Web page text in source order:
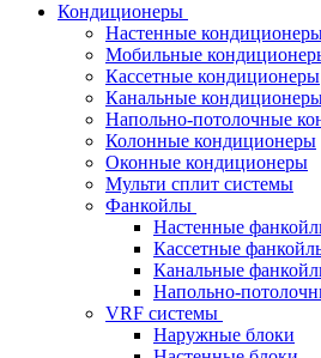
Кондиционеры
Настенные
Мобильные
Кассетные кондиционеры
Канальные
Напольно-потолочные
Колонные кондиционеры
Оконные кондиционеры
Мульти сплит системы
Фанкойлы
Настенные
Кассетные
Канальные
Напольно-
VRF системы
Наружные блоки